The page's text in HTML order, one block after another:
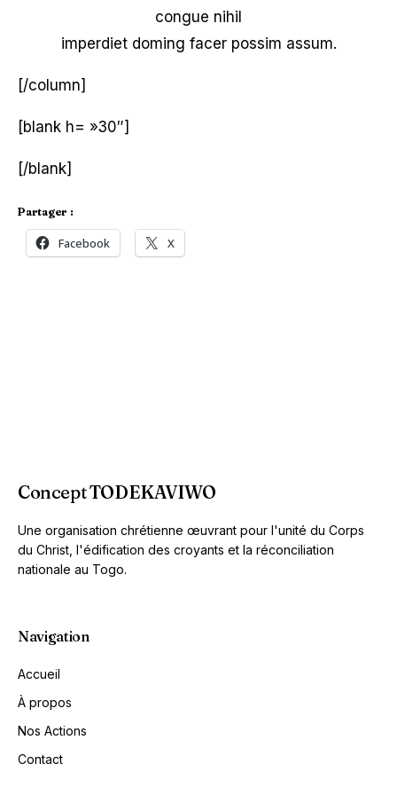
congue nihil
imperdiet doming facer possim assum.
[/column]
[blank h= »30″]
[/blank]
Partager :
Facebook X
Concept TODEKAVIWO
Une organisation chrétienne œuvrant pour l'unité du Corps
du Christ, l'édification des croyants et la réconciliation
nationale au Togo.
Navigation
Accueil
À propos
Nos Actions
Contact